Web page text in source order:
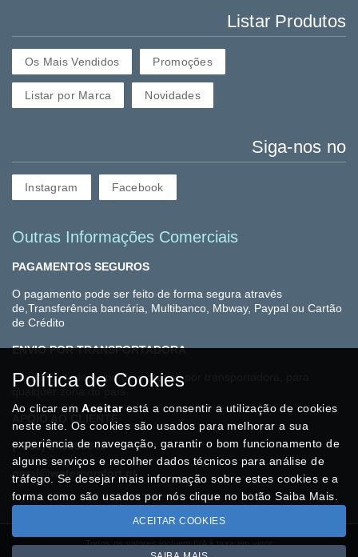
Listar Produtos
Os Mais Vendidos Promoções
Listar por Marca Novidades
Siga-nos no
Instagram Facebook
Outras Informações Comerciais
PAGAMENTOS SEGUROS
O pagamento pode ser feito de forma segura através
de,Transferência bancária, Multibanco, Mbway, Paypal ou Cartão
de Crédito
ENVIO POR TRANSPORTADORA
Enviamos todo o tipo de material, por transportadora, para
(+351) 249196045
geral@watercomfort.pt
Todos os valores incluem IVA à taxa em vigor
Política de Cookies
Ao clicar emAceitarestá a consentir a utilização de cookies
neste site. Os cookies são usados para melhorar a sua
experiência de navegação, garantir o bom funcionamento de
alguns serviços e recolher dados técnicos para análise de
tráfego. Se desejar mais informação sobre estes cookies e a
forma como são usados por nós clique no botão Saiba Mais.
ACEITAR COOKIES